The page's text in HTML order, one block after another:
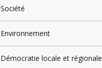
Société
Environnement
Démocratie locale et régionale